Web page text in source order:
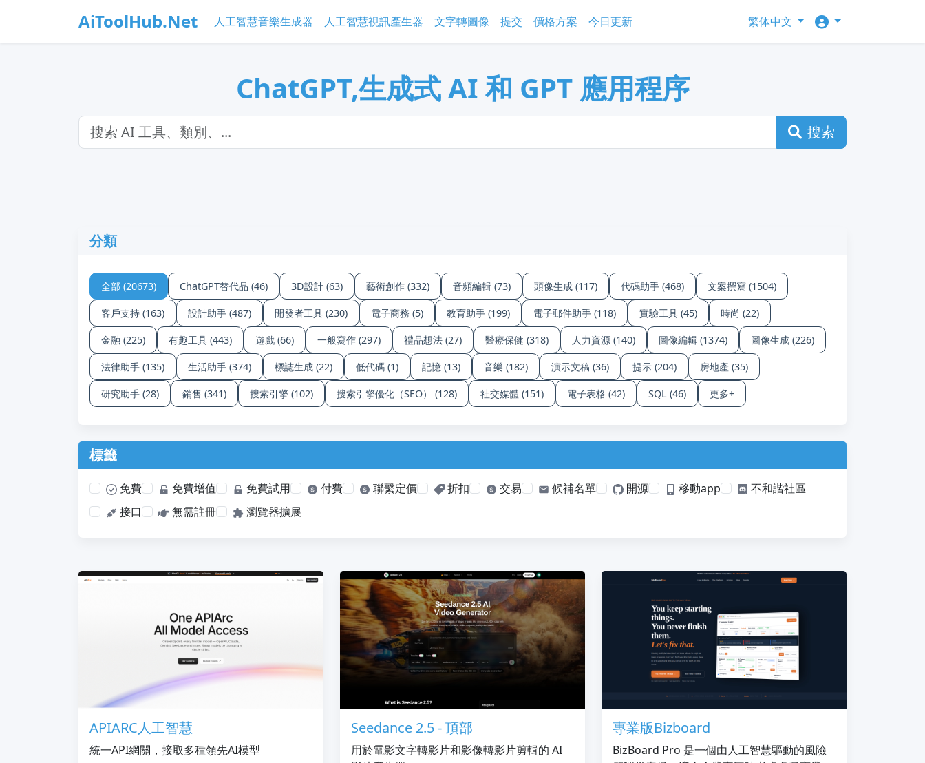
AiToolHub.Net 人工智慧音樂生成器 人工智慧視訊產生器 文字轉圖像 提交 價格方案 今日更新 繁体中文
ChatGPT,生成式 AI 和 GPT 應用程序
搜索
分類
全部 (20673) ChatGPT替代品 (46) 3D設計 (63) 藝術創作 (332) 音頻編輯 (73) 頭像生成 (117) 代碼助手 (468) 文案撰寫 (1504)
客戶支持 (163) 設計助手 (487) 開發者工具 (230) 電子商務 (5) 教育助手 (199) 電子郵件助手 (118) 實驗工具 (45) 時尚 (22)
金融 (225) 有趣工具 (443) 遊戲 (66) 一般寫作 (297) 禮品想法 (27) 醫療保健 (318) 人力資源 (140) 圖像編輯 (1374) 圖像生成 (226)
法律助手 (135) 生活助手 (374) 標誌生成 (22) 低代碼 (1) 記憶 (13) 音樂 (182) 演示文稿 (36) 提示 (204) 房地產 (35)
研究助手 (28) 銷售 (341) 搜索引擎 (102) 搜索引擎優化（SEO） (128) 社交媒體 (151) 電子表格 (42) SQL (46) 更多+
標籤
免費 免費增值 免費試用 付費 聯繫定價 折扣 交易 候補名單 開源 移動app
不和諧社區
接口
無需註冊 瀏覽器擴展
APIARC人工智慧
統一API網關，接取多種領先AI模型
Seedance 2.5 - 頂部
用於電影文字轉影片和影像轉影片剪輯的 AI
專業版Bizboard
BizBoard Pro 是一個由人工智慧驅動的風險